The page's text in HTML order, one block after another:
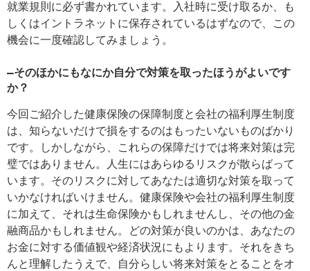
就業規則に必ず書かれています。入社時に受け取るか、も
しくはイントラネットに保存されているはずなので、この
機会に一度確認してみましょう。
―そのほかにもなにか自分で対策を取ったほうがよいです
か？
今回ご紹介した健康保険の保障制度と会社の福利厚生制度
は、知らないだけで損をするのはもったいないものばかり
です。しかしながら、これらの保障だけでは将来対策は完
璧ではありません。人生にはあらゆるリスクが散らばって
います。そのリスクに対してあなたは適切な対策を取って
いかなければいけません。健康保険や会社の福利厚生制度
に加えて、それは生命保険かもしれませんし、その他の金
融商品かもしれません。どの対策が良いのかは、あなたの
お金に対する価値観や経済状況にもよります。それをきち
んと理解したうえで、自分らしい将来対策をとることをオ